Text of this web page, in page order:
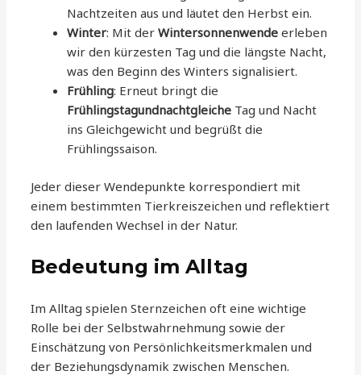
Nachtzeiten aus und läutet den Herbst ein.
Winter: Mit derWintersonnenwende erleben
wir den kürzesten Tag und die längste Nacht,
was den Beginn des Winters signalisiert.
Frühling: Erneut bringt die
Frühlingstagundnachtgleiche Tag und Nacht
ins Gleichgewicht und begrüßt die
Frühlingssaison.
Jeder dieser Wendepunkte korrespondiert mit
einem bestimmten Tierkreiszeichen und reflektiert
den laufenden Wechsel in der Natur.
Bedeutung im Alltag
Im Alltag spielen Sternzeichen oft eine wichtige
Rolle bei der Selbstwahrnehmung sowie der
Einschätzung von Persönlichkeitsmerkmalen und
der Beziehungsdynamik zwischen Menschen.